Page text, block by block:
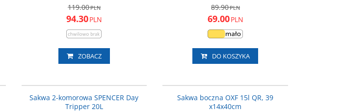
119.00PLN
94.30PLN
ZOBACZ
89.90PLN
69.00PLN
DO KOSZYKA
Sakwa 2-komorowa SPENCER Day
Tripper 20L
Sakwa boczna OXF 15l QR, 39
x14x40cm